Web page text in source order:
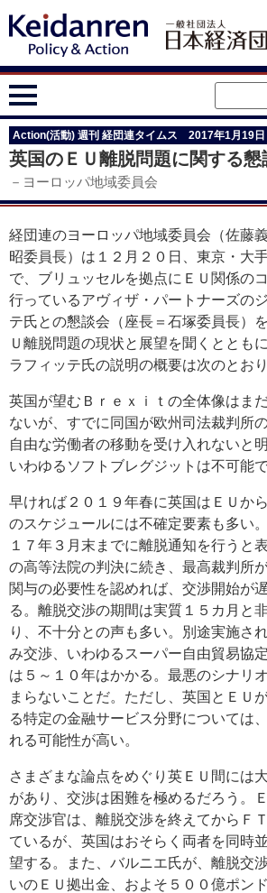
Action(活動) 週刊 経団連タイムス 2017年1月19
英国のＥＵ離脱問題に関する懇
－ヨーロッパ地域委員会
経団連のヨーロッパ地域委員会（佐藤
昭委員長）は１２月２０日、東京・大
で、ブリュッセルを拠点にＥＵ関係の
行っているアヴィザ・パートナーズの
テ氏との懇談会（座長＝石塚委員長）
Ｕ離脱問題の現状と展望を聞くととも
ラフィッテ氏の説明の概要は次のとおり
英国が望むＢｒｅｘｉｔの全体像はま
ないが、すでに同国が欧州司法裁判所
自由な労働者の移動を受け入れないと
いわゆるソフトブレグジットは不可能で
早ければ２０１９年春に英国はＥＵか
のスケジュールには不確定要素も多い
１７年３月末までに離脱通知を行うと
の高等法院の判決に続き、最高裁判所
関与の必要性を認めれば、交渉開始が
る。離脱交渉の期間は実質１５カ月と
り、不十分との声も多い。別途実施さ
み交渉、いわゆるスーパー自由貿易協
は５～１０年はかかる。最悪のシナリ
まらないことだ。ただし、英国とＥＵ
る特定の金融サービス分野については
れる可能性が高い。
さまざまな論点をめぐり英ＥＵ間には
があり、交渉は困難を極めるだろう。
席交渉官は、離脱交渉を終えてからＦ
ているが、英国はおそらく両者を同時
望する。また、バルニエ氏が、離脱交
いのＥＵ拠出金、およそ５００億ポン